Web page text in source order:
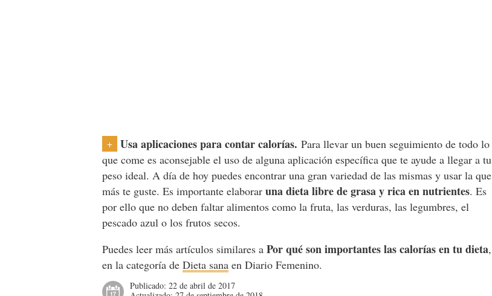
+ Usa aplicaciones para contar calorías. Para llevar un buen seguimiento de todo lo
que come es aconsejable el uso de alguna aplicación específica que te ayude a llegar a tu
peso ideal. A día de hoy puedes encontrar una gran variedad de las mismas y usar la que
más te guste. Es importante elaboraruna dieta libre de grasa y rica en nutrientes. Es
por ello que no deben faltar alimentos como la fruta, las verduras, las legumbres, el
pescado azul o los frutos secos.
Puedes leer más artículos similares aPor qué son importantes las calorías en tu dieta,
en la categoría deDieta sana en Diario Femenino.
Publicado:22 de abril de 2017